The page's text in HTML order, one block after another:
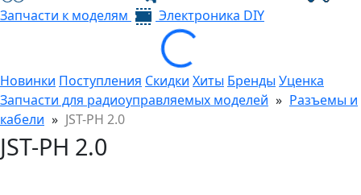
Запчасти к моделям
Электроника DIY
Loading...
Новинки Поступления Скидки Хиты Бренды Уценка
Запчасти для радиоуправляемых моделей » Разъемы и
кабели » JST-PH 2.0
JST-PH 2.0